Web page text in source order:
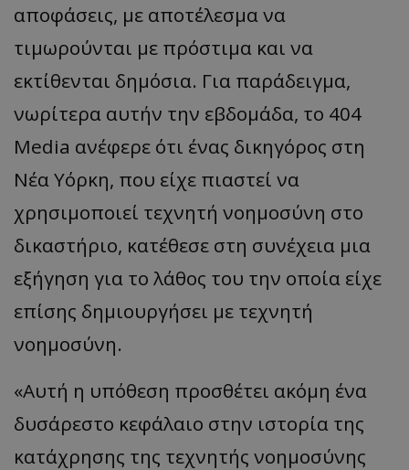
αποφάσεις, με αποτέλεσμα να
τιμωρούνται με πρόστιμα και να
εκτίθενται δημόσια. Για παράδειγμα,
νωρίτερα αυτήν την εβδομάδα, το 404
Media ανέφερε ότι ένας δικηγόρος στη
Νέα Υόρκη, που είχε πιαστεί να
χρησιμοποιεί τεχνητή νοημοσύνη στο
δικαστήριο, κατέθεσε στη συνέχεια μια
εξήγηση για το λάθος του την οποία είχε
επίσης δημιουργήσει με τεχνητή
νοημοσύνη.
«Αυτή η υπόθεση προσθέτει ακόμη ένα
δυσάρεστο κεφάλαιο στην ιστορία της
κατάχρησης της τεχνητής νοημοσύνης